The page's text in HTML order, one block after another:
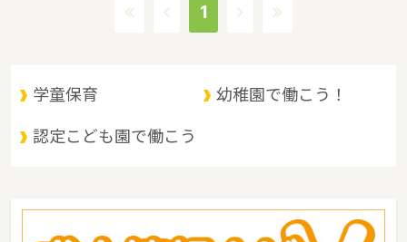
人口は2897644人（2017/5/1現在）です。茨城県内には、保育所
6.0万円（2017年10月賃貸住宅 D-room調べ）
1
学童保育 幼稚園で働こう！
認定こども園で働こう